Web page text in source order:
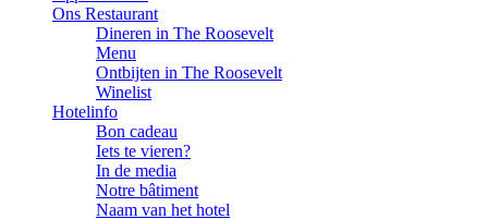
Ons Restaurant
Dineren in The Roosevelt
Menu
Ontbijten in The Roosevelt
Winelist
Hotelinfo
Bon cadeau
Iets te vieren?
In de media
Notre bâtiment
Naam van het hotel